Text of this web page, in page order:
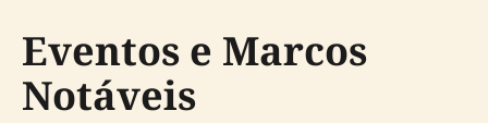
Eventos e Marcos
Notáveis